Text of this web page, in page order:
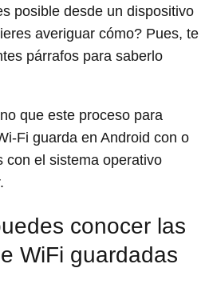
posible desde un dispositivo
averiguar cómo? Pues, te
párrafos para saberlo
que este proceso para
Fi guarda en Android con o
con el sistema operativo
conocer las
WiFi guardadas